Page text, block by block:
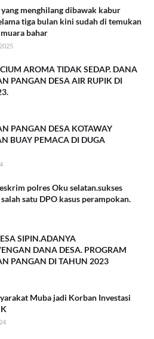
menghilang dibawak kabur
tiga bulan kini sudah di temukan
bahar
AROMA TIDAK SEDAP. DANA
PANGAN DESA AIR RUPIK DI
PANGAN DESA KOTAWAY
BUAY PEMACA DI DUGA
polres Oku selatan.sukses
satu DPO kasus perampokan.
SIPIN.ADANYA
DANA DESA. PROGRAM
PANGAN DI TAHUN 2023
Muba jadi Korban Investasi